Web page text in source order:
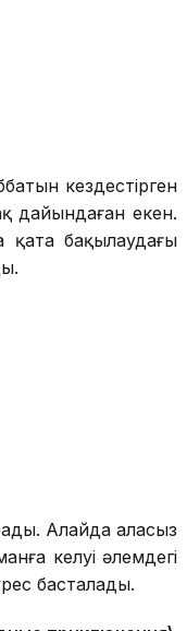
кездестірген
дайындаған екен.
бақылаудағы
Алайда алаңсыз
келуі әлемдегі
басталады.